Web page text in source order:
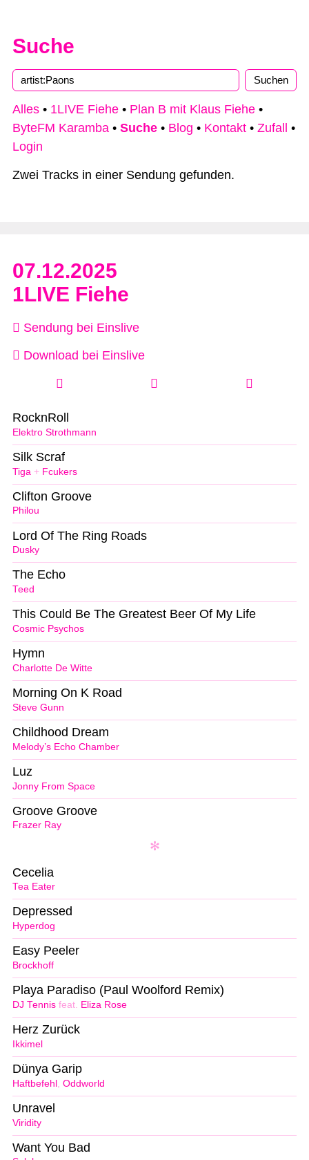
Suche
Alles • 1LIVE Fiehe • Plan B mit Klaus Fiehe •
ByteFM Karamba • Suche • Blog • Kontakt • Zufall
•
Login
Zwei Tracks in einer Sendung gefunden.
07.12.2025
1LIVE Fiehe
Sendung bei Einslive
Download bei Einslive
Elektro Strothmann
RocknRoll
Tiga + Fcukers
Silk Scraf
Philou
Clifton Groove
Dusky
Lord Of The Ring Roads
Teed
The Echo
Cosmic Psychos
This Could Be The Greatest Beer Of My Life
Charlotte De Witte
Hymn
Steve Gunn
Morning On K Road
Melody’s Echo Chamber
Childhood Dream
Jonny From Space
Luz
Frazer Ray
Groove Groove
Tea Eater
Cecelia
Hyperdog
Depressed
Brockhoff
Easy Peeler
DJ Tennis feat. Eliza Rose
Playa Paradiso (Paul Woolford Remix)
Ikkimel
Herz Zurück
Haftbefehl Oddworld
Dünya Garip
Viridity
Unravel
Want You Bad